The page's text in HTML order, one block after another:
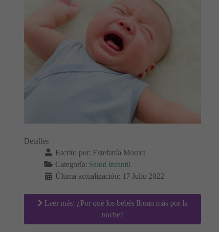
Detalles
Escrito por: Estefanía Morera
Categoría: Salud Infantil
Última actualización: 17 Julio 2022
Leer más: ¿Por qué los bebés lloran más por la
noche?